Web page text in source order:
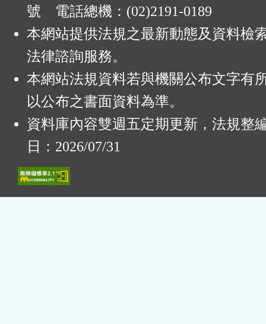
號 電話總機：(02)2191-0189
本網站提供法規之最新動態及資料檢
法律諮詢服務。
本網站法規資料若與機關公布文字有
以公布之書面資料為準。
資料庫內容雙週五定期更新，法規整
日：2026/07/31